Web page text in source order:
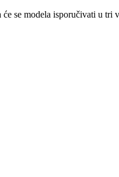
će se modela isporučivati ​​u tri